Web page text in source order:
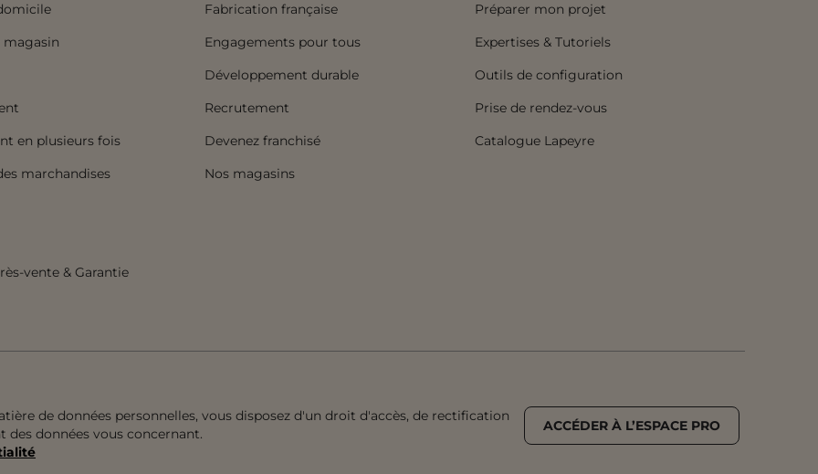
magasin
en plusieurs fois
marchandises
vente & Garantie
Fabrication française
Engagements pour tous
Développement durable
Recrutement
Devenez franchisé
Nos magasins
Préparer mon projet
Expertises & Tutoriels
Outils de configuration
Prise de rendez-vous
Catalogue Lapeyre
de données personnelles, vous disposez d'un droit d'accès, de rectification
données vous concernant.
ACCÉDER À L’ESPACE PRO